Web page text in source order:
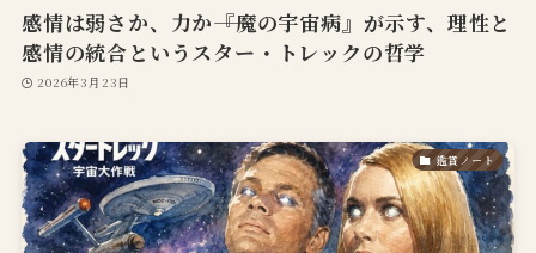
感情は弱さか、力か――『魔の宇宙病』が示す、理性と
感情の統合というスター・トレックの哲学
2026年3月23日
鑑賞ノート